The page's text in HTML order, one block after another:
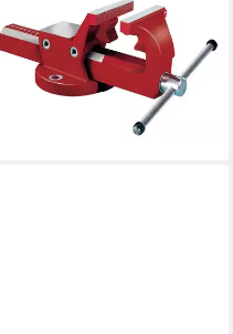
Schraubstock, Mit
Rohrspannbacken 120 mm
149,98 €
lieferbar - in 2-3 Werktagen bei dir